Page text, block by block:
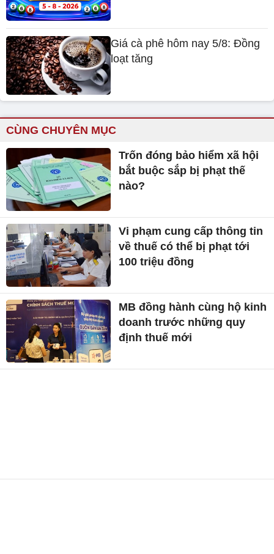
Giá cà phê hôm nay 5/8: Đồng
loạt tăng
CÙNG CHUYÊN MỤC
Trốn đóng bảo hiểm xã hội
bắt buộc sắp bị phạt thế
nào?
Vi phạm cung cấp thông tin
về thuế có thể bị phạt tới
100 triệu đồng
MB đồng hành cùng hộ kinh
doanh trước những quy
định thuế mới